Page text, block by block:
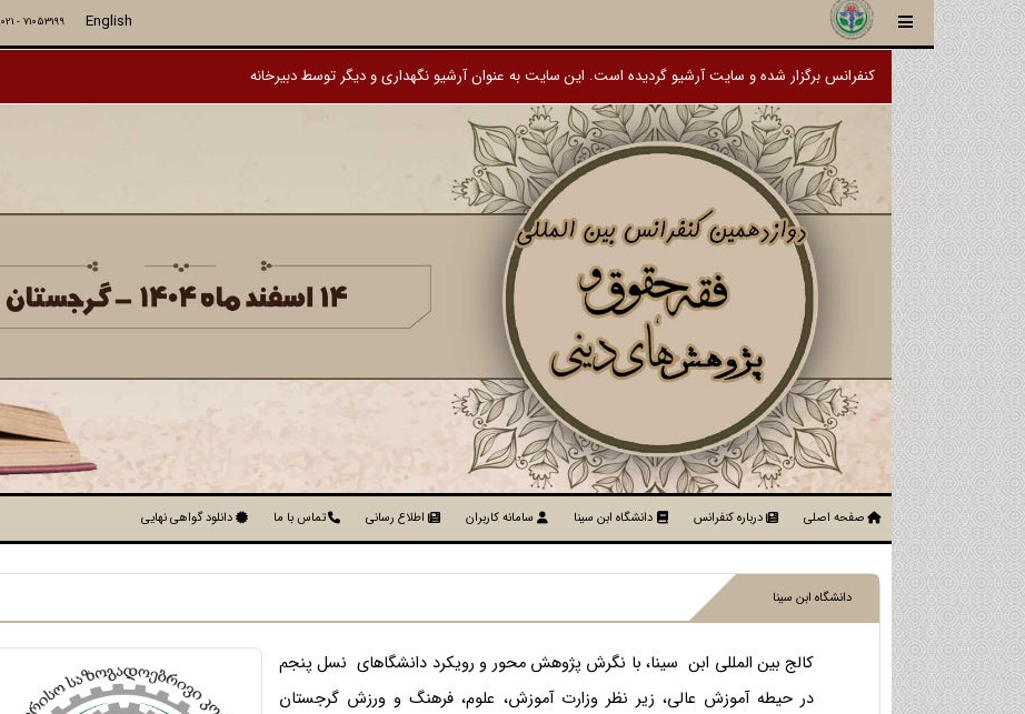
English
021 - 71053199
کنفرانس برگزار شده و سایت آرشیو گردیده است. این سایت به عنوان آرشیو نگهداری و دیگر توسط دبیرخانه بروز رسانی نمی شود.
صفحه اصلی درباره کنفرانس دانشگاه ابن سینا سامانه کاربران اطلاع رسانی تماس با ما دانلود گواهی نهایی
دانشگاه ابن سینا
کالج بین المللی ابن سینا، با نگرش پژوهش محور و رویکرد دانشگاهای نسل پنجم
در حیطه آموزش عالی، زیر نظر وزارت آموزش، علوم، فرهنگ و ورزش گرجستان